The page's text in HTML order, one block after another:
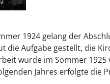
1924 gelang der
die Aufgabe gestellt, die
wurde im Sommer
Jahres erfolgte die